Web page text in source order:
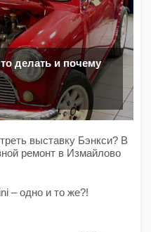
делать и почему
выставку Бэнкси? В
ремонт в Измайлово
– одно и то же?!